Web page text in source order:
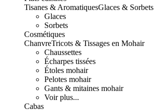
Tisanes & AromatiquesGlaces & Sorbets
Glaces
Sorbets
Cosmétiques
ChanvreTricots & Tissages en Mohair
Chaussettes
Écharpes tissées
Étoles mohair
Pelotes mohair
Gants & mitaines mohair
Voir plus...
Cabas